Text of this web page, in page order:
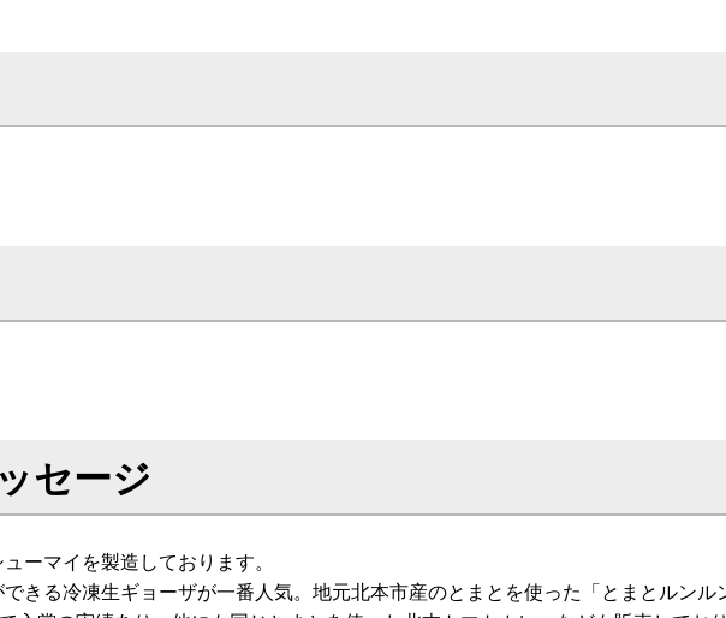
セージ
ーマイを製造しております。
きる冷凍生ギョーザが一番人気。地元北本市産のとまとを使った「とまとルンル